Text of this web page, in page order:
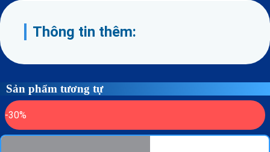
Thông tin thêm:
Sản phẩm tương tự
-30%